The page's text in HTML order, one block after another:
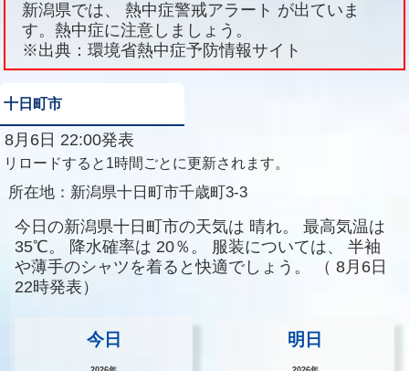
新潟県では、 熱中症警戒アラート が出ていま
す。熱中症に注意しましょう。
※出典：環境省熱中症予防情報サイト
十日町市
8月6日 22:00発表
リロードすると1時間ごとに更新されます。
所在地： 新潟県十日町市千歳町3-3
今日の新潟県十日町市の天気は 晴れ。
最高気温は
35℃。
降水確率は 20％。 服装については、
半袖
や薄手のシャツを着ると快適でしょう。
（ 8月6日
22時発表）
今日 明日